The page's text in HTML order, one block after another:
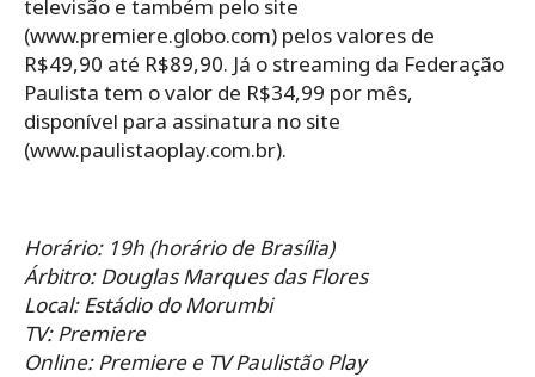
televisão e também pelo site
(www.premiere.globo.com) pelos valores de
R$49,90 até R$89,90. Já o streaming da Federação
Paulista tem o valor de R$34,99 por mês,
disponível para assinatura no site
(www.paulistaoplay.com.br).
Horário: 19h (horário de Brasília)
Árbitro: Douglas Marques das Flores
Local: Estádio do Morumbi
TV: Premiere
Online: Premiere e TV Paulistão Play